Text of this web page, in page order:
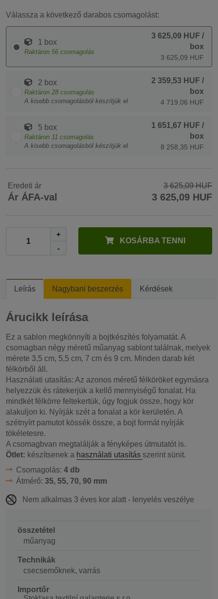
Válassza a következő darabos csomagolást:
1 box
Raktáron 56 csomagolás
3 625,09 HUF /
box
3 625,09 HUF
2 box
Raktáron 28 csomagolás
A kisebb csomagolásból készítjük el
2 359,53 HUF /
box
4 719,06 HUF
5 box
Raktáron 11 csomagolás
A kisebb csomagolásból készítjük el
1 651,67 HUF /
box
8 258,35 HUF
Eredeti ár 3 625,09 HUF
Ár ÁFA-val 3 625,09 HUF
+
-
KOSÁRBA TENNI
Leírás Nagybani beszerzés Kérdések
Árucikk leírása
Ez a sablon megkönnyíti a bojtkészítés folyamatát. A
csomagban négy méretű műanyag sablont találnak, melyek
mérete 3,5 cm, 5,5 cm, 7 cm és 9 cm. Minden darab két
félkörből áll.
Használati utasítás: Az azonos méretű félköröket egymásra
helyezzük és rátekerjük a kellő mennyiségű fonalat. Ha
mindkét félkörre feltekertük, úgy fogjuk össze, hogy kör
alakuljon ki. Nyírják szét a fonalat a kör kerületén. A
szétnyírt pamutot kössék össze, a bojt formát nyírják
tökéletesre.
A csomagbvan megtalálják a fényképes útmutatót is.
Ötlet: készítsenek a használati utasítás szerint sünit.
Csomagolás: 4 db
Átmérő: 35, 55, 70, 90 mm
Nem alkalmas 3 éves kor alatt - lenyelés veszélye
összetétel
műanyag
Technikák
csecsemőknek, varrás
Importőr